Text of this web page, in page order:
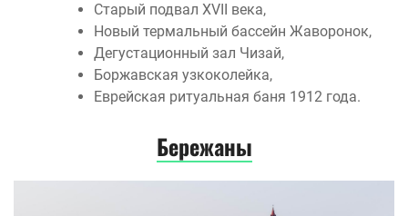
Старый подвал XVII века,
Новый термальный бассейн Жаворонок,
Дегустационный зал Чизай,
Боржавская узкоколейка,
Еврейская ритуальная баня 1912 года.
Бережаны